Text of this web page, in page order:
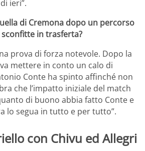
ieri”.
di Cremona dopo un percorso
in trasferta?
prova di forza notevole. Dopo la
mettere in conto un calo di
Conte ha spinto affinché non
che l’impatto iniziale del match
di buono abbia fatto Conte e
lo segua in tutto e per tutto”.
con Chivu ed Allegri